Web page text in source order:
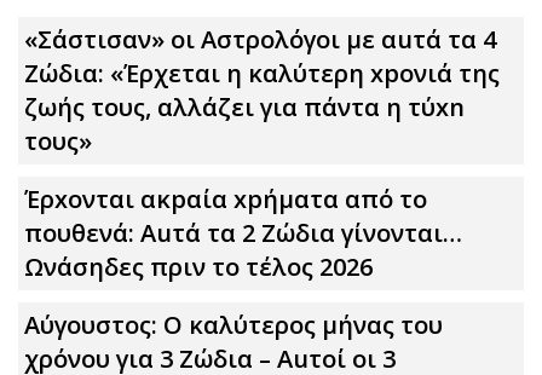
«Σάστισαν» οι Αστρολόγοι με αuτά τα 4
Zώδια: «Έρχεται η καλύτερη xpoνιά της
ζωής τους, αλλάζει για πάντα η τύxn
τους»
Έρxoνται ακpαία xpήματα από το
πουθενά: Αuτά τα 2 Zώδια γίνονται…
Ωνάσηδες πριν το τέλος 2026
Αύγουστος: Ο καλύτερος μήνας του
χρόνου για 3 Zώδια – Αuτοί οι 3